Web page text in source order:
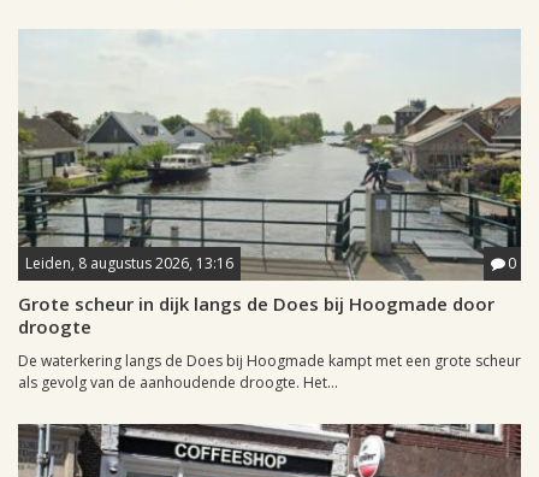
Leiden, 8 augustus 2026, 13:16 0
Grote scheur in dijk langs de Does bij Hoogmade door
droogte
De waterkering langs de Does bij Hoogmade kampt met een grote scheur
als gevolg van de aanhoudende droogte. Het...